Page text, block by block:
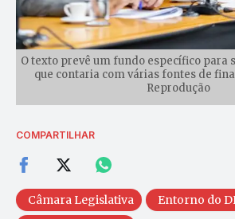
O texto prevê um fundo específico para
que contaria com várias fontes de
Reprodução
COMPARTILHAR
Câmara Legislativa
Entorno do